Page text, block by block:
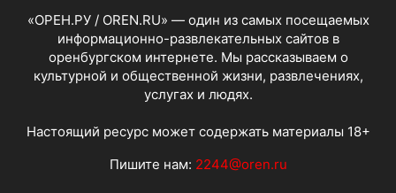
«ОРЕН.РУ / OREN.RU» — один из самых посещаемых
информационно-развлекательных сайтов в
оренбургском интернете. Мы рассказываем о
культурной и общественной жизни, развлечениях,
услугах и людях.
Настоящий ресурс может содержать материалы 18+
Пишите нам: 2244@oren.ru